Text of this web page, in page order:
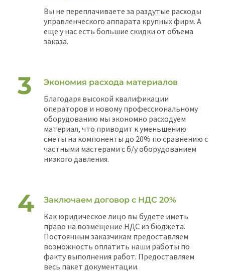
Вы не переплачиваете за раздутые расходы
управленческого аппарата крупных фирм. А
еще у нас есть большие скидки от объема
заказа.
Экономия расхода материалов
Благодаря высокой квалификации
операторов и новому профессиональному
оборудованию мы экономно расходуем
материал, что приводит к уменьшению
сметы на компоненты до 20% по сравнению с
частными мастерами с б/у оборудованием
низкого давления.
Заключаем договор с НДС 20%
Как юридическое лицо вы будете иметь
право на возмещение НДС из бюджета.
Постоянным заказчикам предоставляем
возможность оплатить наши работы по
факту выполнения работ. Предоставляем
весь пакет документации.